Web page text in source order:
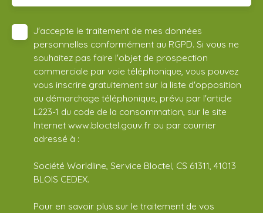
J'accepte le traitement de mes données
personnelles conformément au RGPD. Si vous ne
souhaitez pas faire l'objet de prospection
commerciale par voie téléphonique, vous pouvez
vous inscrire gratuitement sur la liste d'opposition
au démarchage téléphonique, prévu par l'article
L223-1 du code de la consommation, sur le site
Internet www.bloctel.gouv.fr ou par courrier
adressé à :
Société Worldline, Service Bloctel, CS 61311, 41013
BLOIS CEDEX.
Pour en savoir plus sur le traitement de vos